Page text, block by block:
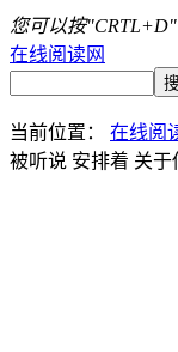
您可以按
在线阅读网
当前位置： 在线阅
被听说 安排着 关